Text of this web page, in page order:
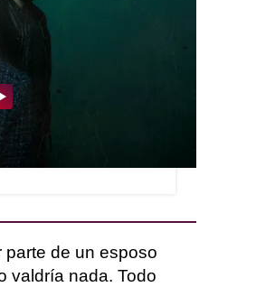
echa en cara a
su traición tras ser
de un esposo
valdría nada. Todo